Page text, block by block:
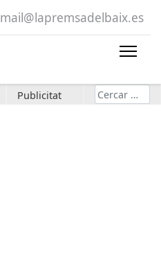
mail@lapremsadelbaix.es
Publicitat Cerca